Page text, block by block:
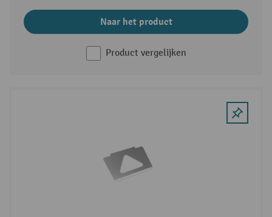
Naar het product
Product vergelijken